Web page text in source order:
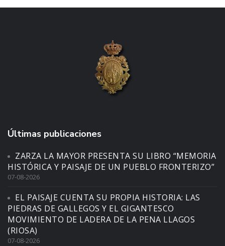
Últimas publicaciones
ZARZA LA MAYOR PRESENTA SU LIBRO “MEMORIA
HISTÓRICA Y PAISAJE DE UN PUEBLO FRONTERIZO”
07-08-2026
EL PAISAJE CUENTA SU PROPIA HISTORIA: LAS
PIEDRAS DE GALLEGOS Y EL GIGANTESCO
MOVIMIENTO DE LADERA DE LA PENA LLAGOS
(RIOSA)
07-08-2026